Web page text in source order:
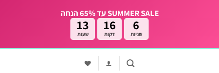
SUMMER SALE עד 65% הנחה
13
שעות
16
דקות
5
שניות